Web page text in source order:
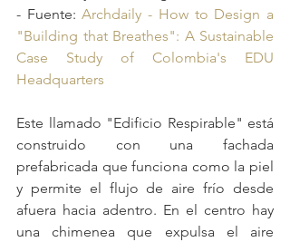
- Fuente: Archdaily - How to Design a
"Building that Breathes": A Sustainable
Case Study of Colombia's EDU
Headquarters
Este llamado "Edificio Respirable" está
construido con una fachada
prefabricada que funciona como la piel
y permite el flujo de aire frío desde
afuera hacia adentro. En el centro hay
una chimenea que expulsa el aire